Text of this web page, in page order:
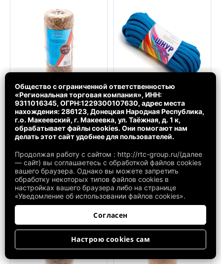
Шпагат льняной 200м 1/25
210 ₽
Купить в 1 клик
Шнур плетеный
полипропилен. цветн. без
сердечника d 6мм, 20м, эконом
210 ₽
Общество с ограниченной ответственностью
«Региональная торговая компания», ИНН:
9311016345, ОГРН:1229300107630, адрес места
нахождения: 286123, Донецкая Народная Республика,
г.о. Макеевский, г. Макеевка, ул. Таёжная, д. 1 к,
обрабатывает файлы cookies. Они помогают нам
делать этот сайт удобнее для пользователей.
Продолжая работу с сайтом : http://rtc-group.ru/(далее
— сайт) вы соглашаетесь с обработкой файлов cookies
вашего браузера. Однако вы можете запретить
обработку некоторых типов файлов cookies в
настройках вашего браузера либо на странице
«Уведомление об использовании файлов cookies».
Согласен
Настрою cookies сам